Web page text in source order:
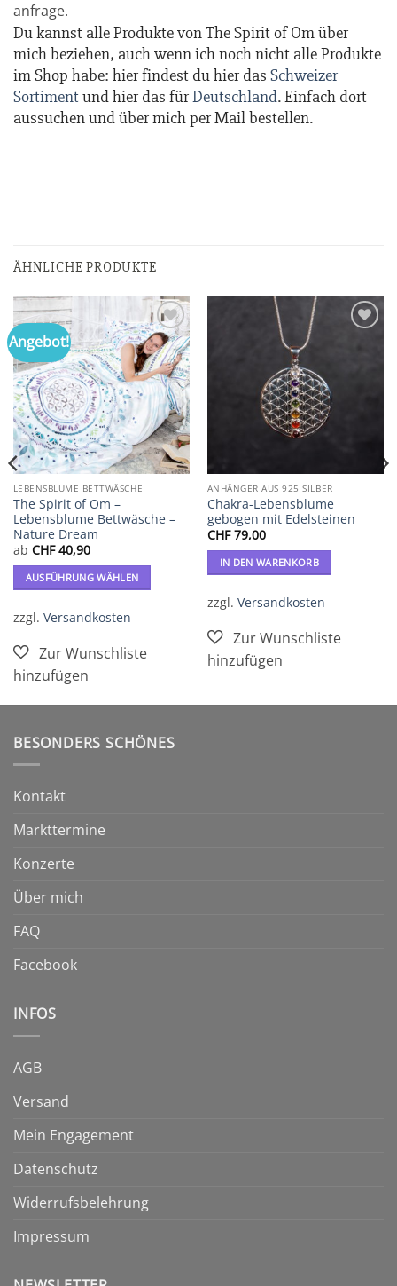
anfrage.
Du kannst alle Produkte von The Spirit of Om über
mich beziehen, auch wenn ich noch nicht alle Produkte
im Shop habe: hier findest du hier das Schweizer
Sortimentund hier das fürDeutschland. Einfach dort
aussuchen und über mich per Mail bestellen.
ÄHNLICHE PRODUKTE
Angebot!
Zur
Wunschliste
hinzufügen
LEBENSBLUME BETTWÄSCHE
The Spirit of Om –
Lebensblume Bettwäsche –
Nature Dream
ab CHF40,90
AUSFÜHRUNG WÄHLEN
Produkt
mehrere
Varianten
Die
können
auf
Produktseite
gewählt
werden
zzgl. Versandkosten
ANHÄNGER AUS 925 SILBER
Chakra-Lebensblume
gebogen mit Edelsteinen
CHF79,00
IN DEN WARENKORB
zzgl. Versandkosten
BESONDERS SCHÖNES
Kontakt
Markttermine
Konzerte
Über mich
FAQ
Facebook
INFOS
AGB
Versand
Mein Engagement
Datenschutz
Widerrufsbelehrung
Impressum